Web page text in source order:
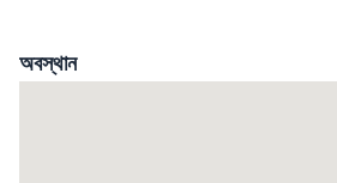
অবস্থান